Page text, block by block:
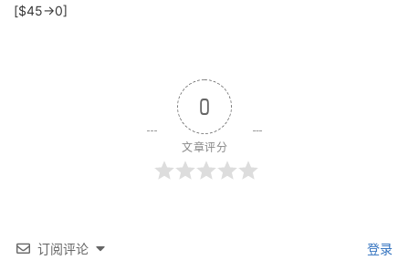
[$45→0]
0
文章评分
订阅评论 登录